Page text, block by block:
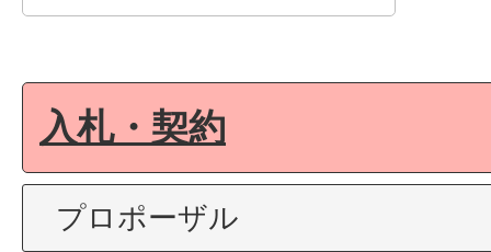
入札・契約
プロポーザル